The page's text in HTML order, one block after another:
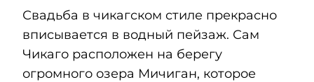
Свадьба в чикагском стиле прекрасно
вписывается в водный пейзаж. Сам
Чикаго расположен на берегу
огромного озера Мичиган, которое